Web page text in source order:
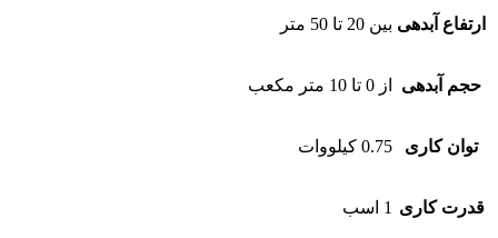
ارتفاع آبدهی بین 20 تا 50 متر
حجم آبدهی از 0 تا 10 متر مکعب
توان کاری 0.75 کیلووات
قدرت کاری 1 اسب